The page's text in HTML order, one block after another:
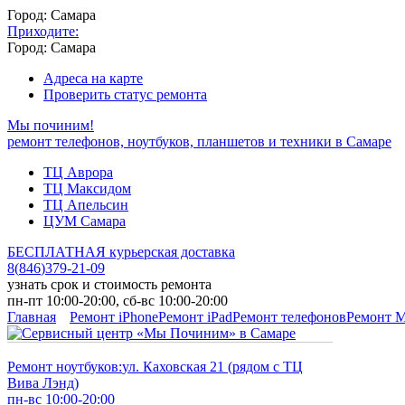
Город: Самара
Приходите:
Город: Самара
Адреса на карте
Проверить статус ремонта
Мы починим!
ремонт телефонов, ноутбуков, планшетов и техники в Самаре
ТЦ Аврора
ТЦ Максидом
ТЦ Апельсин
ЦУМ Самара
БЕСПЛАТНАЯ курьерская доставка
8(846)379-21-09
узнать срок и стоимость ремонта
пн-пт 10:00-20:00, сб-вс 10:00-20:00
Главная
Ремонт iPhoneРемонт iPadРемонт телефоновРемонт
Ремонт ноутбуков:ул. Каховская 21 (рядом с ТЦ
Вива Лэнд)
пн-вс 10:00-20:00